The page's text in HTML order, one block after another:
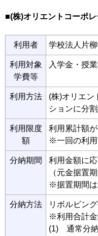
■(株)オリエントコーポ
利用者 学校法人片
利用対象
学費等
入学金・授
利用方法
(株)オリエン
ションに分
利用限度
額
利用累計額
※一回の利用
分納期間
利用金額に
（元金据置
※据置期間
分納方法
リボルビン
※利用合計金
(1) 通常分納